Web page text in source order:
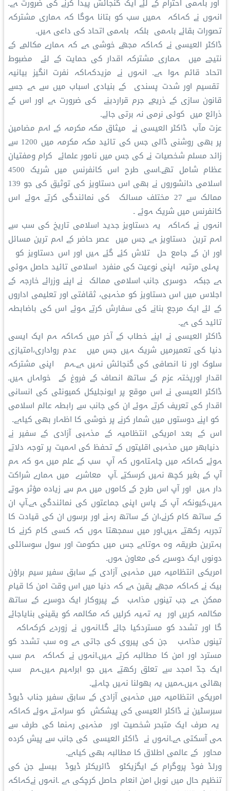
انہوں نے کہاکہ ہمیں سب کو بتانا ہوگا کہ ہماری مشترکہ
تصورات بقائے باہمی بلکہ باہمی اتحاد کی داعی ہیں۔
ڈاکٹر العیسی نے کہاکہ مجھے خوشی ہے کہ ہمارے مکالمے کے
نتیجے میں ہماری مشترکہ اقدار کی حمایت کے لئے مضبوط
اتحاد قائم ہوا ہے۔ انہوں نے مزیدکہاکہ نفرت انگیز بیانیہ
تقسیم اور شدت پسندی کے بنیادی اسباب میں سے ہے جسے
قانون سازی کے ذریعے جرم قراردینے کی ضرورت ہے اور اس کے
ذرائع میں کوئی نرمی نہ برتی جائے۔
عزت مآب ڈاکٹر العیسی نے میثاق مکہ مکرمہ کے اہم مضامین
پر بھی روشنی ڈالی جس کی تائید مکہ مکرمہ میں 1200 سے
زائد مسلم شخصیات نے کی جس میں نامور علمائے کرام ومفتیان
عظام شامل تھے۔اسی طرح اس کانفرنس میں شریک 4500
اسلامی دانشوروں نے بھی اس دستاویز کی توثیق کی جو 139
ممالک سے 27 مختلف مسالک کی نمائندگی کرتے ہوئے اس
کانفرنس میں شریک ہوئے ۔
انہوں نے کہاکہ یہ دستاویز جدید اسلامی تاریخ کی سب سے
اہم ترین دستاویز ہے جس میں عصر حاضر کے اہم ترین مسائل
اور ان کے جامع حل تلاش کئے گئے ہیں اور اس دستاویز کو
پہلی مرتبہ اپنی نوعیت کی منفرد اسلامی تائید حاصل ہوئی
ہے جبکہ دوسری جانب اسلامی ممالک نے اپنے وزرائے خارجہ کے
اجلاس میں اس دستاویز کو مذہبی، ثقافتی اور تعلیمی اداروں
کے لئے ایک مرجع بنانے کی سفارش کرتے ہوئے اس کی باضابطہ
تائید کی ہے۔
ڈاکٹر العیسی نے اپنے خطاب کے آخر میں کہاکہ ہم ایک ایسی
دنیا کی تعمیرمیں شریک ہیں جس میں عدم رواداری،امتیازی
سلوک اور نا انصافی کی گنجائش نہیں ہے۔ہم اپنی مشترکہ
اقدار اورپختہ عزم کے ساتھ انصاف کے فروغ کے خواہاں ہیں۔
ڈاکٹر العیسی نے اس موقع پر ایونجلیکل کمیونٹی کی انسانی
اقدار کی تعریف کرتے ہوئے ان کی جانب سے رابطہ عالم اسلامی
کو اپنے دوستوں میں شمار کرنے پر خوشی کا اظہار بھی کیاہے۔
اس کے بعد امریکی انتظامیہ کے مذہبی آزادی کے سفیر نے
دنیابھر میں مذہبی اقلیتوں کے تحفظ کی اہمیت پر توجہ دلاتے
ہوئے کہاکہ میں چاہتاہوں کہ آپ سب کے علم میں ہو کہ ہم
آپ کے بغیر کچھ نہیں کرسکتے ۔آپ معاشرے میں ہمارے شراکت
دار ہیں اور آپ اس طرح کے کاموں میں ہم سے زیادہ مؤثر ہوتے
ہیں،کیونکہ آپ کے پاس اپنی جماعتوں کی نمائندگی ہے۔آپ ان
کے ساتھ کام کرنے،ان کے ساتھ رہنے اور برسوں ان کی قیادت کا
تجربہ رکھتے ہیں۔اور میں سمجھتا ہوں کہ کسی کام کرنے کا
بہترین طریقہ وہ ہوتاہے جس میں حکومت اور سول سوسائٹی
دونوں ایک دوسرے کی معاون ہوں۔
امریکی انتظامیہ میں مذہبی آزادی کے سابق سفیر سیم براؤن
بیک نے کہاکہ مجھے یقین ہے کہ دنیا میں اس وقت امن کا قیام
ممکن ہے جب تینوں مذاہب کے پیروکار ایک دوسرے کے ساتھ
مکالمہ کریں اور یہ تہیہ کرلیں کہ مکالمہ کو یقینی بنایاجائے
گا اور تشدد کو مستردکیا جائے گا۔انہوں نے زوردے کرکہاکہ
تینوں مذاہب جن کی پیروی کی جاتی ہے وہ سب تشدد کو
مسترد اور امن کا مطالبہ کرتے ہیں۔انہوں نے کہاکہ ہم سب
ایک جدّ امجد سے تعلق رکھتے ہیں جو ابراہیم ہیں۔ہم سب
بھائی ہیں۔ہمیں یہ بھولنا نہیں چاہئے۔
امريكی انتظامیہ میں مذہبی آزادی کے سابق سفیر جناب ڈیوڈ
سبرسٹین نے ڈاکٹر العیسی کی پیشکش کو سراہتے ہوئے کہاکہ
یہ صرف ایک متبحر شخصیت اور مذہبی رہنما کی طرف سے
ہی آسکتی ہے۔انہوں نے ڈاکٹر العیسی کی جانب سے پیش کردہ
محاور کے عالمی اطلاق کا مطالبہ بھی کیاہے۔
ورلڈ فوڈ پروگرام کے ایگزیکٹو ڈائریکٹر ڈیوڈ بیسلے جن کی
تنظیم حال میں نوبل امن انعام حاصل کرچکی ہے ۔انہوں نےکہاکہ